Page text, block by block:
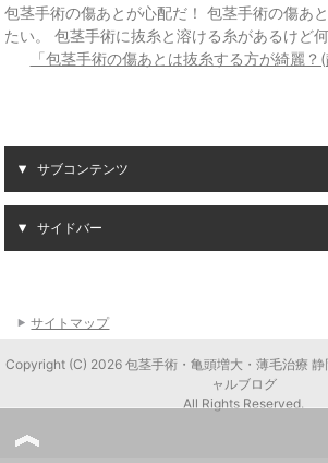
包茎手術の傷あとが心配だ！ 包茎手術の傷あ
たい。 包茎手術に抜糸と溶ける糸があるけど何
「包茎手術の傷あとは抜糸する方が綺麗
サブコンテンツ
サイドバー
サイトマップ
Copyright (C) 2026 包茎手術・亀頭増大・薄毛治療
ャルブログ
All Rights Reserved.